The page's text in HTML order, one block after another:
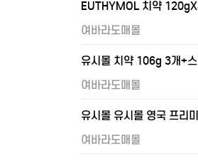
EUTHYMOL 치약
여바라도매몰
유시몰 치약 106g 3개+
여바라도매몰
유시몰 유시몰 영국 프리
여바라도매몰